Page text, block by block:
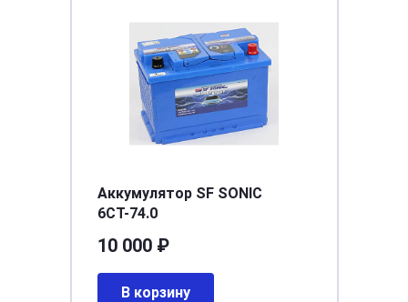
Аккумулятор SF SONIC
6СТ-74.0
10 000 ₽
В корзину